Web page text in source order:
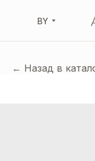
BY
← Назад в